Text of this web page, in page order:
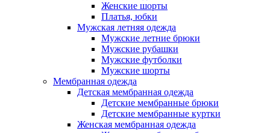
Женские шорты
Платья, юбки
Мужская летняя одежда
Мужские летние брюки
Мужские рубашки
Мужские футболки
Мужские шорты
Мембранная одежда
Детская мембранная одежда
Детские мембранные брюки
Детские мембранные куртки
Женская мембранная одежда